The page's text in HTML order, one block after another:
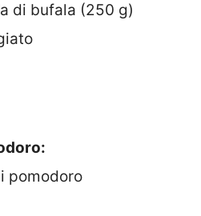
di bufala (250 g)
pomodoro